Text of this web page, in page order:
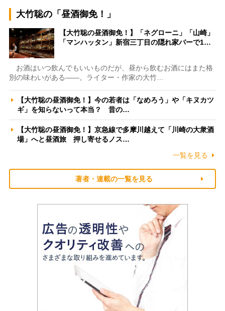
大竹聡の「昼酒御免！」
【大竹聡の昼酒御免！】「ネグローニ」「山崎」
「マンハッタン」新宿三丁目の隠れ家バーで1…
お酒はいつ飲んでもいいものだが、昼から飲むお酒にはまた格
別の味わいがある――。ライター・作家の大竹…
【大竹聡の昼酒御免！】今の若者は「なめろう」や「キヌカツ
ギ」を知らないって本当？ 昔の…
【大竹聡の昼酒御免！】京急線で多摩川越えて「川崎の大衆酒
場」へと昼酒旅 押し寄せるノス…
一覧を見る
著者・連載の一覧を見る